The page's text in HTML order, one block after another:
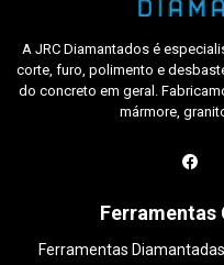
A JRC Diamantados é
corte, furo, polimento e
do concreto em geral.
mármore,
Ferramentas
Ferramentas